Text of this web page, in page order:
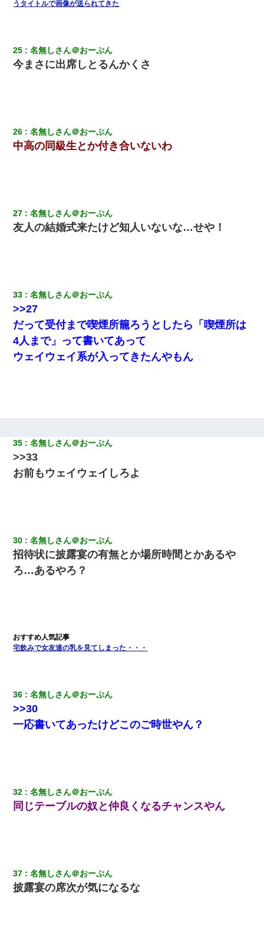
うタイトルで画像が送られてきた
25 名無しさん＠おーぷん
今まさに出席しとるんかくさ
26 名無しさん＠おーぷん
中高の同級生とか付き合いないわ
27 名無しさん＠おーぷん
友人の結婚式来たけど知人いないな…せや！
33 名無しさん＠おーぷん
>>27
だって受付まで喫煙所籠ろうとしたら「喫煙所は
4人まで」って書いてあって
ウェイウェイ系が入ってきたんやもん
35 名無しさん＠おーぷん
>>33
お前もウェイウェイしろよ
30 名無しさん＠おーぷん
招待状に披露宴の有無とか場所時間とかあるや
ろ…あるやろ？
宅飲みで女友達の乳を見てしまった・・・
36 名無しさん＠おーぷん
>>30
一応書いてあったけどこのご時世やん？
32 名無しさん＠おーぷん
同じテーブルの奴と仲良くなるチャンスやん
37 名無しさん＠おーぷん
披露宴の席次が気になるな